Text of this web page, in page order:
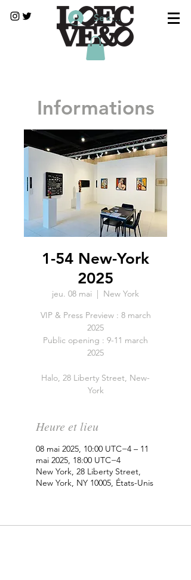
Se connecter
Informations
1-54 New-York
2025
jeu. 08 mai
  |
New York
VIP & Press Preview : 8 march
2025
Public opening : 9-11 march
2025
Halo, 28 Liberty Street, New-
York
Heure et lieu
08 mai 2025, 10:00 UTC−4 – 11
mai 2025, 18:00 UTC−4
New York, 28 Liberty Street,
New York, NY 10005, États-Unis